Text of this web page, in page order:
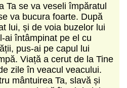
Ta se va veseli împăratul
va bucura foarte. După
lui, și de voia buzelor lui
ai întâmpinat pe el cu
pus-ai pe capul lui
Viață a cerut de la Tine
zile în veacul veacului.
mântuirea Ta, slavă și